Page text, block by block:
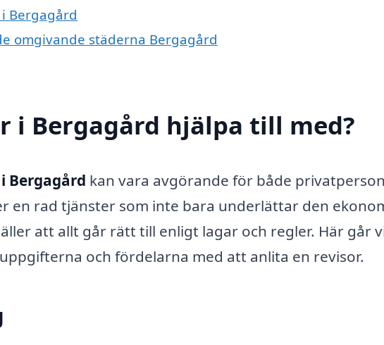
Bergagård
omgivande städerna Bergagård
i Bergagård hjälpa till med?
Bergagård kan vara avgörande för både
en rad tjänster som inte bara underlättar den
att allt går rätt till enligt lagar och regler. Här går
och fördelarna med att anlita en revisor.